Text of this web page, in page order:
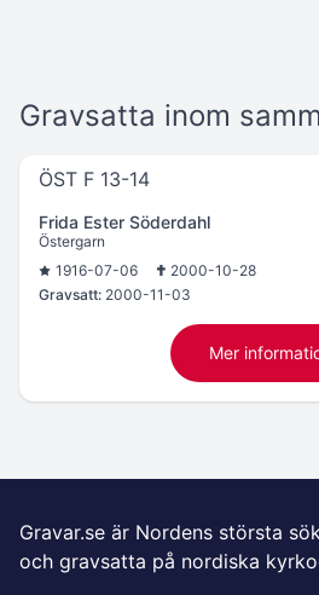
Gravsatta inom
ÖST F 13-14
Frida Ester Söderdahl
Östergarn
1916-07-06
2000-10-28
Gravsatt: 2000-11-03
Mer
Gravar.se är Nordens största
och gravsatta på nordiska